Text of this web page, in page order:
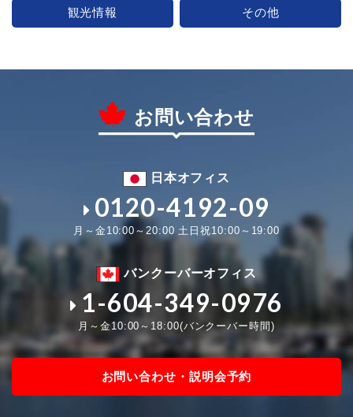
観光情報 その他
お問い合わせ
日本オフィス
0120-4192-09
月～金10:00～20:00 土日祝10:00～19:00
バンクーバーオフィス
1-604-349-0976
月～金10:00～18:00(バンクーバー時間)
お問い合わせ・説明会予約